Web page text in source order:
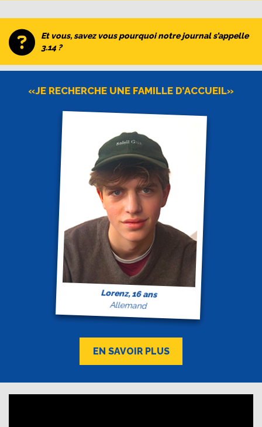
Et vous, savez vous pourquoi notre journal s’appelle
3.14 ?
«JE RECHERCHE UNE FAMILLE D’ACCUEIL»
Lorenz, 16 ans
Allemand
EN SAVOIR PLUS